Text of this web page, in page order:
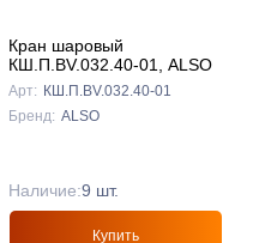
Кран шаровый
КШ.П.BV.032.40-01, ALSO
Арт: КШ.П.BV.032.40-01
Бренд: ALSO
Наличие:9 шт.
Купить